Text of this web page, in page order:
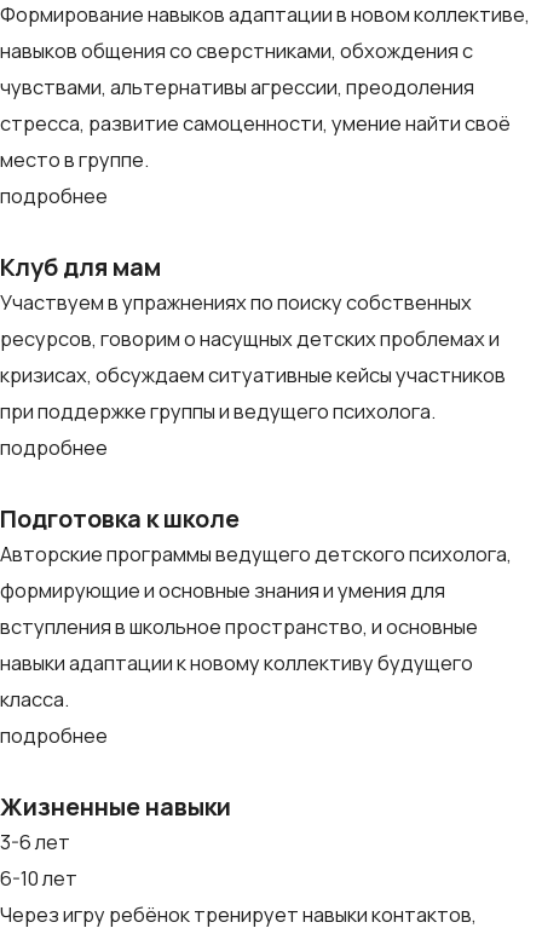
Формирование навыков адаптации в новом коллективе,
навыков общения со сверстниками, обхождения с
чувствами, альтернативы агрессии, преодоления
стресса, развитие самоценности, умение найти своё
место в группе.
подробнее
Клуб для мам
Участвуем в упражнениях по поиску собственных
ресурсов, говорим о насущных детских проблемах и
кризисах, обсуждаем ситуативные кейсы участников
при поддержке группы и ведущего психолога.
подробнее
Подготовка к школе
Авторские программы ведущего детского психолога,
формирующие и основные знания и умения для
вступления в школьное пространство, и основные
навыки адаптации к новому коллективу будущего
класса.
подробнее
Жизненные навыки
3-6 лет
6-10 лет
Через игру ребёнок тренирует навыки контактов,